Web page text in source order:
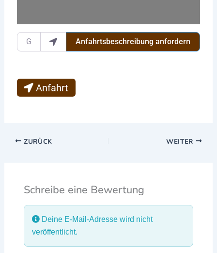
Gib deinen Standort ein.Anfahrtsbeschreibung anfordern
Anfahrt
ZURÜCK WEITER
Schreibe eine Bewertung
Deine E-Mail-Adresse wird nicht
veröffentlicht.